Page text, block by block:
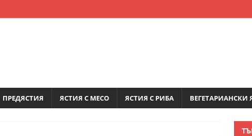
ПРЕДЯСТИЯ ЯСТИЯ С МЕСО ЯСТИЯ С РИБА ВЕГЕТАРИАНСКИ